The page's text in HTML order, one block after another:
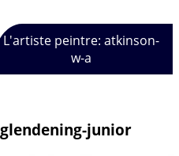
L'artiste peintre: atkinson-
w-a
junior